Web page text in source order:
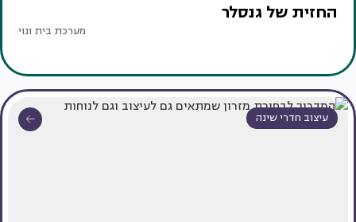
החזית של גנסלר
מערכת בית ונוי
עיצוב חדרי שינה